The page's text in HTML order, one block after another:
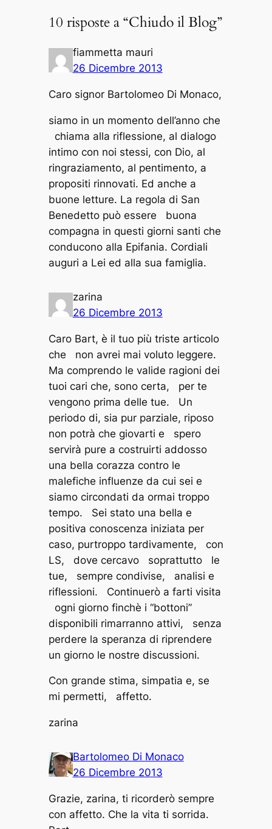
10 risposte a “Chiudo il Blog”
fiammetta mauri
26 Dicembre 2013
Caro signor Bartolomeo Di Monaco,
siamo in un momento dell’anno che
chiama alla riflessione, al dialogo
intimo con noi stessi, con Dio, al
ringraziamento, al pentimento, a
propositi rinnovati. Ed anche a
buone letture. La regola di San
Benedetto può essere buona
compagna in questi giorni santi che
conducono alla Epifania. Cordiali
auguri a Lei ed alla sua famiglia.
zarina
26 Dicembre 2013
Caro Bart, è il tuo più triste articolo
che non avrei mai voluto leggere.
Ma comprendo le valide ragioni dei
tuoi cari che, sono certa, per te
vengono prima delle tue. Un
periodo di, sia pur parziale, riposo
non potrà che giovarti e spero
servirà pure a costruirti addosso
una bella corazza contro le
malefiche influenze da cui sei e
siamo circondati da ormai troppo
tempo. Sei stato una bella e
positiva conoscenza iniziata per
caso, purtroppo tardivamente, con
LS, dove cercavo soprattutto le
tue, sempre condivise, analisi e
riflessioni. Continuerò a farti visita
ogni giorno finchè i “bottoni”
disponibili rimarranno attivi, senza
perdere la speranza di riprendere
un giorno le nostre discussioni.
Con grande stima, simpatia e, se
mi permetti, affetto.
zarina
Bartolomeo Di Monaco
26 Dicembre 2013
Grazie, zarina, ti ricorderò sempre
con affetto. Che la vita ti sorrida.